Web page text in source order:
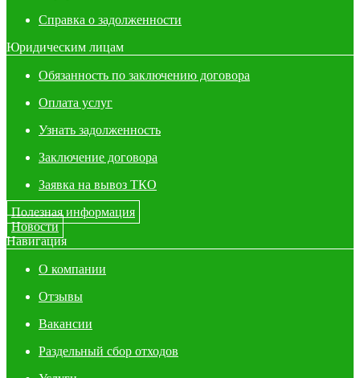
Справка о задолженности
Юридическим лицам
Обязанность по заключению договора
Оплата услуг
Узнать задолженность
Заключение договора
Заявка на вывоз ТКО
Полезная информация
Новости
Навигация
О компании
Отзывы
Вакансии
Раздельный сбор отходов